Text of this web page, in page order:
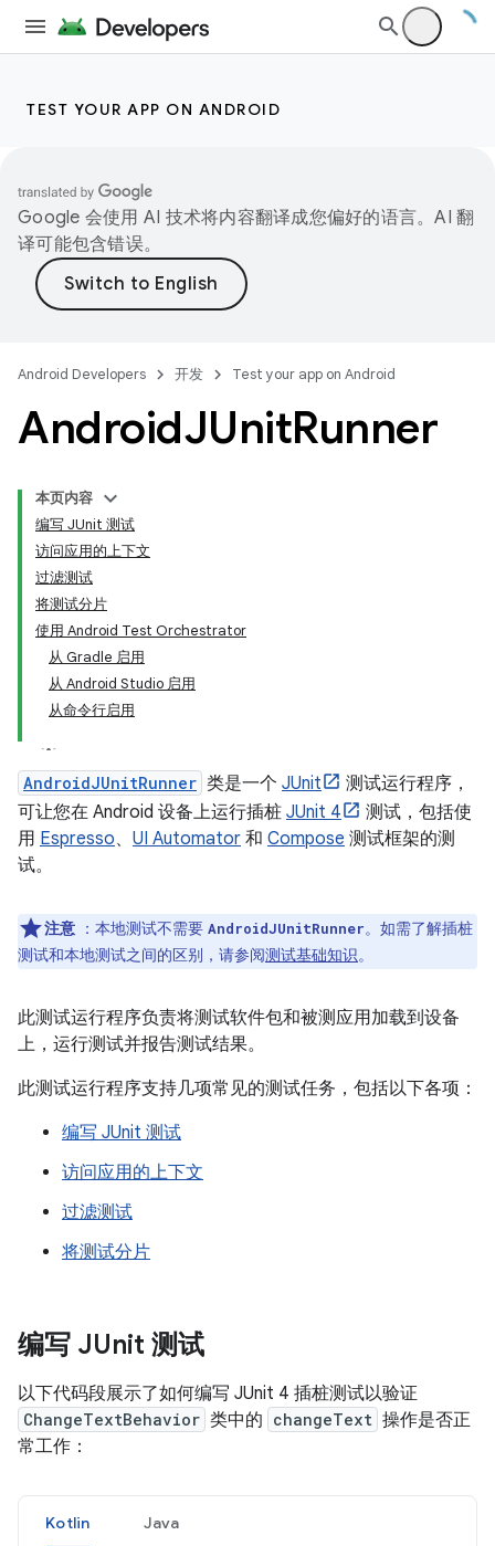
TEST YOUR APP ON ANDROID
Google 会使用 AI 技术将内容翻译成您偏好的语言。AI 翻
译可能包含错误。
Android Developers 开发 Test your app on Android
AndroidJUnitRunner
本页内容
编写 JUnit 测试
访问应用的上下文
过滤测试
将测试分片
使用 Android Test Orchestrator
从 Gradle 启用
从 Android Studio 启用
从命令行启用
AndroidJUnitRunner 类是一个 JUnit
测试运行程序，
可让您在 Android 设备上运行插桩 JUnit 4
测试，包括使
用 Espresso、 UI Automator 和 Compose 测试框架的测
试。
注意 ：本地测试不需要 AndroidJUnitRunner。如需了解插桩
测试和本地测试之间的区别，请参阅测试基础知识。
此测试运行程序负责将测试软件包和被测应用加载到设备
上，运行测试并报告测试结果。
此测试运行程序支持几项常见的测试任务，包括以下各项：
编写 JUnit 测试
访问应用的上下文
过滤测试
将测试分片
编写 JUnit 测试
以下代码段展示了如何编写 JUnit 4 插桩测试以验证
ChangeTextBehavior 类中的 changeText 操作是否正
常工作：
Kotlin Java